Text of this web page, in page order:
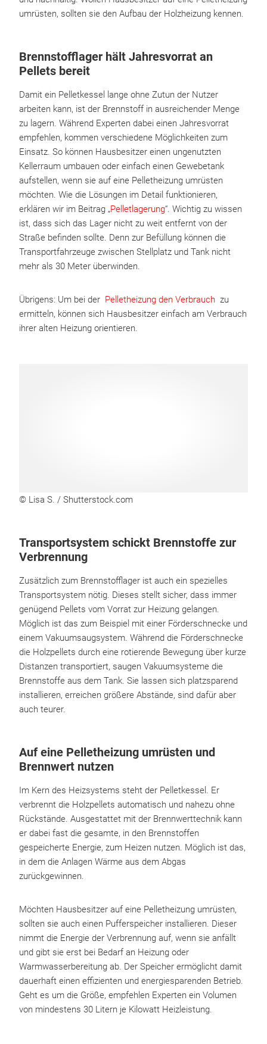
umrüsten, sollten sie den Aufbau der Holzheizung kennen.
Brennstofflager hält Jahresvorrat an
Pellets bereit
Damit ein Pelletkessel lange ohne Zutun der Nutzer
arbeiten kann, ist der Brennstoff in ausreichender Menge
zu lagern. Während Experten dabei einen Jahresvorrat
empfehlen, kommen verschiedene Möglichkeiten zum
Einsatz. So können Hausbesitzer einen ungenutzten
Kellerraum umbauen oder einfach einen Gewebetank
aufstellen, wenn sie auf eine Pelletheizung umrüsten
möchten. Wie die Lösungen im Detail funktionieren,
erklären wir im Beitrag „Pelletlagerung“. Wichtig zu wissen
ist, dass sich das Lager nicht zu weit entfernt von der
Straße befinden sollte. Denn zur Befüllung können die
Transportfahrzeuge zwischen Stellplatz und Tank nicht
mehr als 30 Meter überwinden.
Übrigens: Um bei der Pelletheizung den Verbrauch zu
ermitteln, können sich Hausbesitzer einfach am Verbrauch
ihrer alten Heizung orientieren.
© Lisa S. / Shutterstock.com
Transportsystem schickt Brennstoffe zur
Verbrennung
Zusätzlich zum Brennstofflager ist auch ein spezielles
Transportsystem nötig. Dieses stellt sicher, dass immer
genügend Pellets vom Vorrat zur Heizung gelangen.
Möglich ist das zum Beispiel mit einer Förderschnecke und
einem Vakuumsaugsystem. Während die Förderschnecke
die Holzpellets durch eine rotierende Bewegung über kurze
Distanzen transportiert, saugen Vakuumsysteme die
Brennstoffe aus dem Tank. Sie lassen sich platzsparend
installieren, erreichen größere Abstände, sind dafür aber
auch teurer.
Auf eine Pelletheizung umrüsten und
Brennwert nutzen
Im Kern des Heizsystems steht der Pelletkessel. Er
verbrennt die Holzpellets automatisch und nahezu ohne
Rückstände. Ausgestattet mit der Brennwerttechnik kann
er dabei fast die gesamte, in den Brennstoffen
gespeicherte Energie, zum Heizen nutzen. Möglich ist das,
in dem die Anlagen Wärme aus dem Abgas
zurückgewinnen.
Möchten Hausbesitzer auf eine Pelletheizung umrüsten,
sollten sie auch einen Pufferspeicher installieren. Dieser
nimmt die Energie der Verbrennung auf, wenn sie anfällt
und gibt sie erst bei Bedarf an Heizung oder
Warmwasserbereitung ab. Der Speicher ermöglicht damit
dauerhaft einen effizienten und energiesparenden Betrieb.
Geht es um die Größe, empfehlen Experten ein Volumen
von mindestens 30 Litern je Kilowatt Heizleistung.